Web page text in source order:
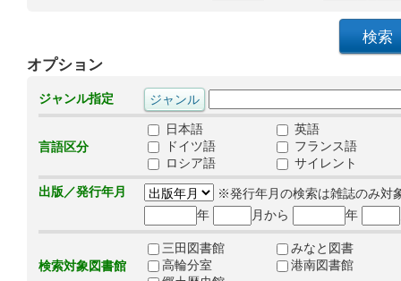
オプション
ジャンル指定
言語区分
日本語
英語
ドイツ語
フランス語
ロシア語
サイレント
出版／発行年月
※発行年月の検索は雑誌のみ対
年
月から 年
検索対象図書館
三田図書館
みなと図書
高輪分室
港南図書館